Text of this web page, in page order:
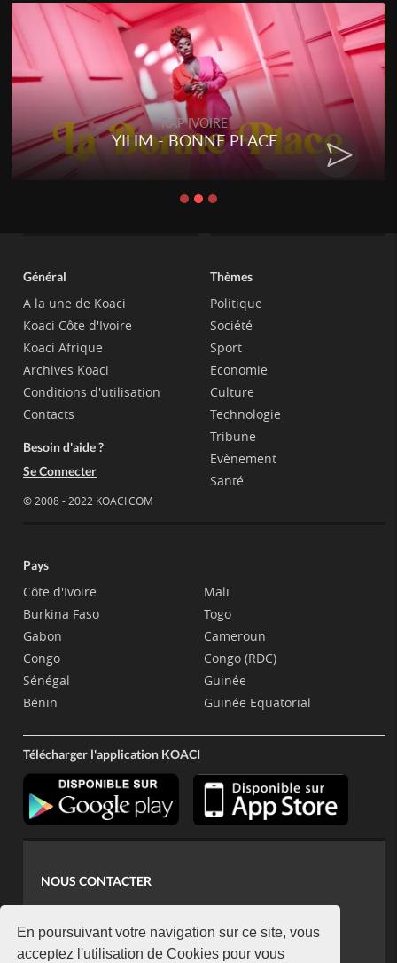
En poursuivant votre navigation sur ce site, vous
acceptez l'utilisation de Cookies pour vous
RAP IVOIRE
YILIM - BONNE PLACE
Général
A la une de Koaci
Koaci Côte d'Ivoire
Koaci Afrique
Archives Koaci
Conditions d'utilisation
Contacts
Besoin d'aide ?
Se Connecter
© 2008 - 2022 KOACI.COM
Thèmes
Politique
Société
Sport
Economie
Culture
Technologie
Tribune
Evènement
Santé
Pays
Côte d'Ivoire
Burkina Faso
Gabon
Congo
Sénégal
Bénin
Mali
Togo
Cameroun
Congo (RDC)
Guinée
Guinée Equatorial
Télécharger l'application KOACI
NOUS CONTACTER
koaci@yahoo.fr
+225 07 08 85 52 93